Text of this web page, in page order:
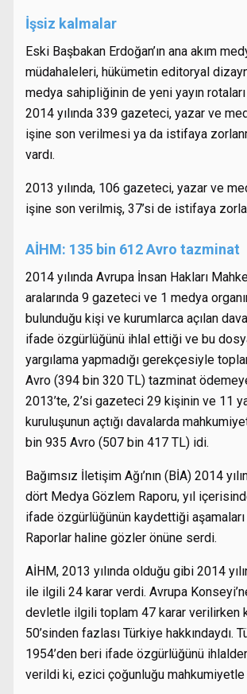
İşsiz kalmalar
Eski Başbakan Erdoğan’ın ana akım
müdahaleleri, hükümetin editoryal
medya sahipliğinin de yeni yayın
2014 yılında 339 gazeteci, yazar ve
işine son verilmesi ya da istifaya
vardı.
2013 yılında, 106 gazeteci, yazar ve
işine son verilmiş, 37’si de istifaya
AİHM: 135 bin 612 Avro tazminat
2014 yılında Avrupa İnsan Hakları
aralarında 9 gazeteci ve 1 medya
bulunduğu kişi ve kurumlarca açılan
ifade özgürlüğünü ihlal ettiği ve bu
yargılama yapmadığı gerekçesiyle
Avro (394 bin 320 TL) tazminat
2013’te, 2’si gazeteci 29 kişinin ve 11
kuruluşunun açtığı davalarda
bin 935 Avro (507 bin 417 TL) idi.
Bağımsız İletişim Ağı’nın (BİA) 2014
dört Medya Gözlem Raporu, yıl
ifade özgürlüğünün kaydettiği aşamaları
Raporlar haline gözler önüne serdi.
AİHM, 2013 yılında olduğu gibi 2014
ile ilgili 24 karar verdi. Avrupa
devletle ilgili toplam 47 karar verilirken
50’sinden fazlası Türkiye hakkındaydı.
1954’den beri ifade özgürlüğünü
verildi ki, ezici çoğunluğu mahkumiyetle